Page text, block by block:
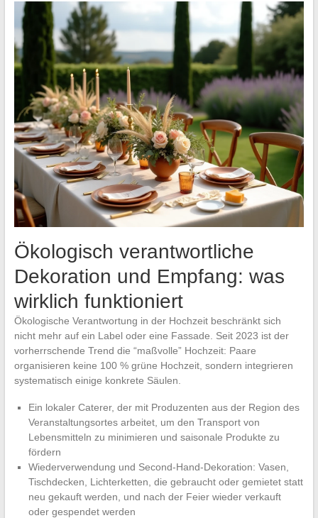
Ökologisch verantwortliche
Dekoration und Empfang: was
wirklich funktioniert
Ökologische Verantwortung in der Hochzeit beschränkt sich
nicht mehr auf ein Label oder eine Fassade. Seit 2023 ist der
vorherrschende Trend die “maßvolle” Hochzeit: Paare
organisieren keine 100 % grüne Hochzeit, sondern integrieren
systematisch einige konkrete Säulen.
Ein lokaler Caterer, der mit Produzenten aus der Region des
Veranstaltungsortes arbeitet, um den Transport von
Lebensmitteln zu minimieren und saisonale Produkte zu
fördern
Wiederverwendung und Second-Hand-Dekoration: Vasen,
Tischdecken, Lichterketten, die gebraucht oder gemietet statt
neu gekauft werden, und nach der Feier wieder verkauft
oder gespendet werden